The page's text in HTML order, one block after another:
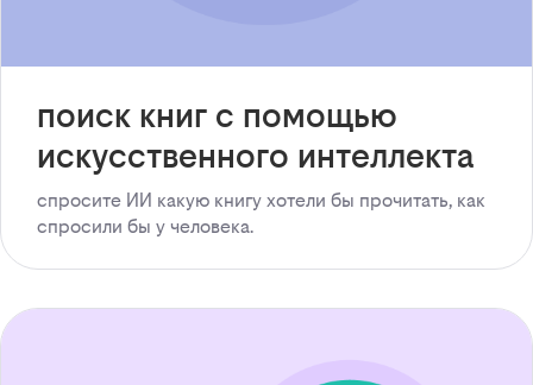
поиск книг с помощью
искусственного интеллекта
спросите ИИ какую книгу хотели бы прочитать, как
спросили бы у человека.